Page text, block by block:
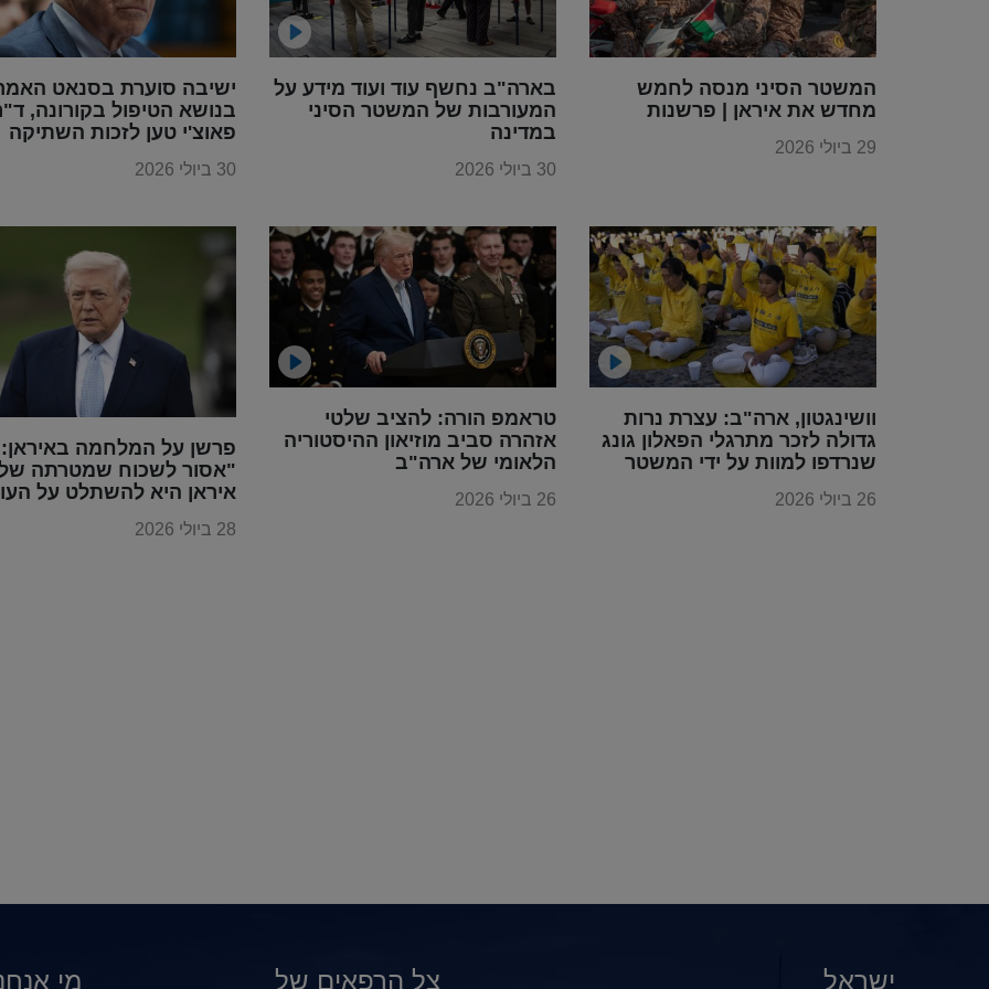
ישיבה סוערת בסנאט
בנושא הטיפול בקורונה,
פאוצ'י טען לזכות השתיקה
30 ביולי 2026
בארה"ב נחשף עוד ועוד מידע על
המעורבות של המשטר הסיני
במדינה
30 ביולי 2026
המשטר הסיני מנסה לחמש
מחדש את איראן | פרשנות
29 ביולי 2026
פרשן על המלחמה באיראן:
"אסור לשכוח שמטרתה
איראן היא להשתלט על
28 ביולי 2026
טראמפ הורה: להציב שלטי
אזהרה סביב מוזיאון ההיסטוריה
הלאומי של ארה"ב
26 ביולי 2026
וושינגטון, ארה"ב: עצרת נרות
גדולה לזכר מתרגלי הפאלון גונג
שנרדפו למוות על ידי המשטר
26 ביולי 2026
מי צל הרפאים של ישראל